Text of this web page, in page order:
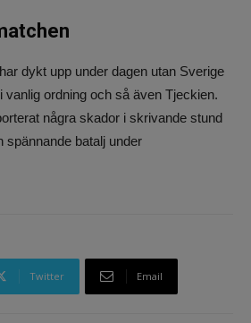
dykt upp under dagen utan Sverige
vanlig ordning och så även Tjeckien.
några skador i skrivande stund
spännande batalj under
Twitter Email